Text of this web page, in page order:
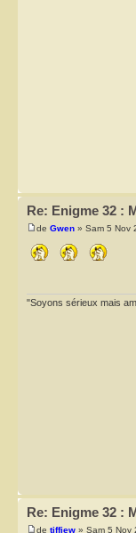
Re: Enigme 32 :
de Gwen » Sam 5 Nov
"Soyons sérieux mais
Re: Enigme 32 :
de tiffiew » Sam 5 Nov